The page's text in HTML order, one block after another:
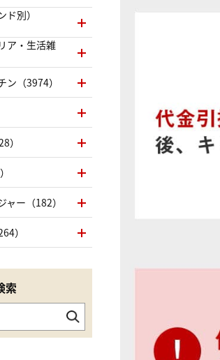
別）
ア・生活雑
ン（3974）
）
ャー（182）
）
索